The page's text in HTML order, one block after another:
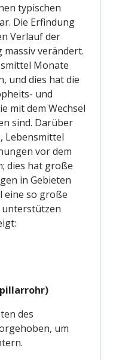
typischen
Die Erfindung
Verlauf der
massiv verändert.
Monate
und dies hat die
und
mit dem Wechsel
sind. Darüber
Lebensmittel
vor dem
dies hat große
in Gebieten
eine so große
des
um